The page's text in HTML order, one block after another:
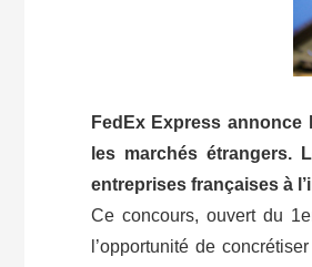
FedEx Express
les marchés étrangers.
entreprises françaises à
Ce concours, ouvert du
l’opportunité de